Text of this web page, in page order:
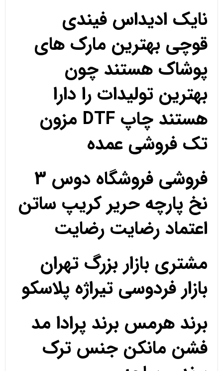
نایک ادیداس فیندی
قوچی بهترین مارک های
پوشاک هستند چون
بهترین تولیدات را دارا
هستند چاپ DTF مزون
تک فروشی عمده
فروشی فروشگاه دوس 3
نخ پارچه حریر کریپ ساتن
اعتماد رضایت رضایت
مشتری بازار بزرگ تهران
بازار فردوسی تیراژه پلاسکو
برند هرمس برند پرادا مد
فشن مانکن جنس ترک